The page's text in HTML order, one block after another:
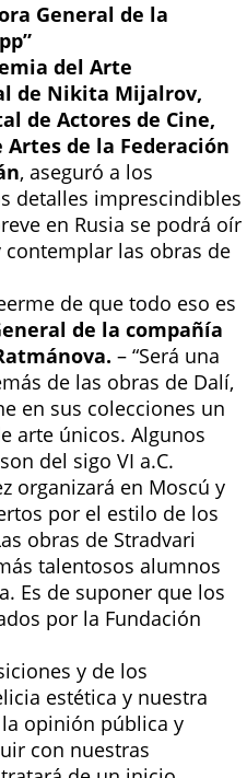
General de la
del Arte
de Nikita Mijalrov,
de Actores de Cine,
de la Federación
, aseguró a los
detalles imprescindibles
en Rusia se podrá oír
las obras de
de que todo eso es
de la compañía
– “Será una
de las obras de Dalí,
en sus colecciones un
arte únicos. Algunos
del sigo VI a.C.
organizará en Moscú y
por el estilo de los
obras de Stradvari
talentosos alumnos
Es de suponer que los
por la Fundación
y de los
estética y nuestra
opinión pública y
con nuestras